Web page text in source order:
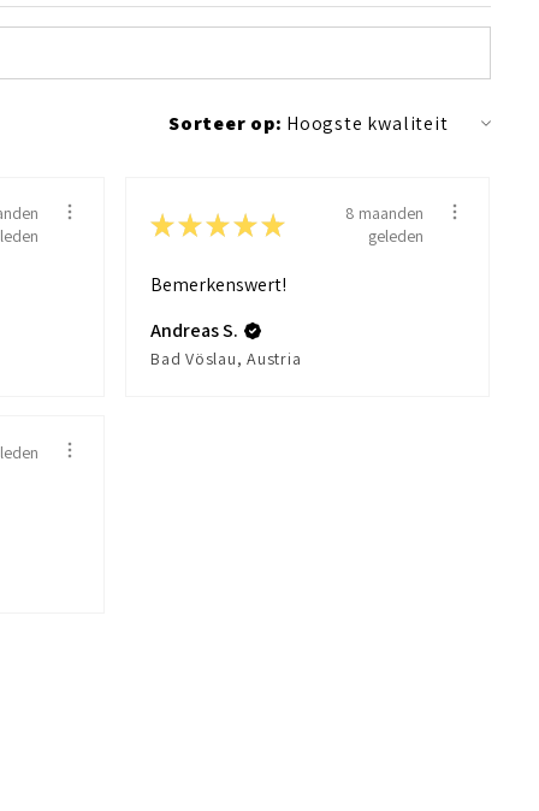
Sorteer op:
★★★★★
8 maanden
geleden
Bemerkenswert!
Andreas S.
Bad Vöslau, Austria